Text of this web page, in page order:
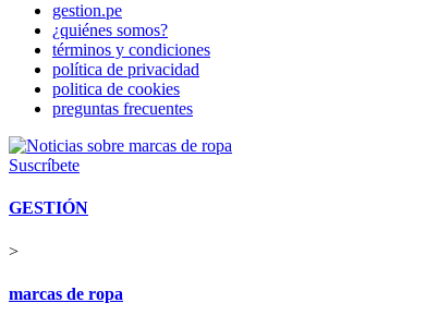
gestion.pe
¿quiénes somos?
términos y condiciones
política de privacidad
politica de cookies
preguntas frecuentes
Suscríbete
GESTIÓN
>
marcas de ropa